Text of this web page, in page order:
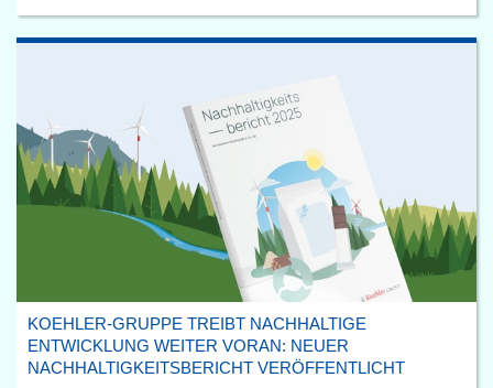
KOEHLER-GRUPPE TREIBT NACHHALTIGE
ENTWICKLUNG WEITER VORAN: NEUER
NACHHALTIGKEITSBERICHT VERÖFFENTLICHT